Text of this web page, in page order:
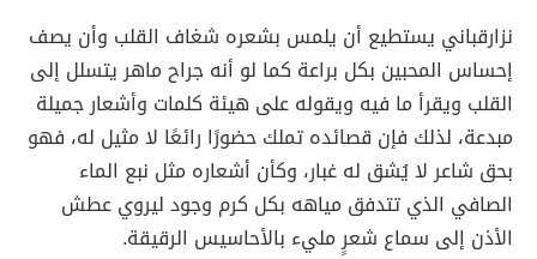
نزارقباني يستطيع أن يلمس بشعره شغاف القلب وأن يصف
إحساس المحبين بكل براعة كما لو أنه جراح ماهر يتسلل إلى
القلب ويقرأ ما فيه ويقوله على هيئة كلمات وأشعار جميلة
مبدعة، لذلك فإن قصائده تملك حضورًا رائعًا لا مثيل له، فهو
بحق شاعر لا يُشق له غبار، وكأن أشعاره مثل نبع الماء
الصافي الذي تتدفق مياهه بكل كرم وجود ليروي عطش
الأذن إلى سماع شعرٍ مليء بالأحاسيس الرقيقة.